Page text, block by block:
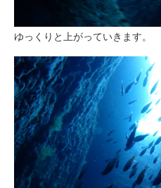
ゆっくりと上がっていきます。